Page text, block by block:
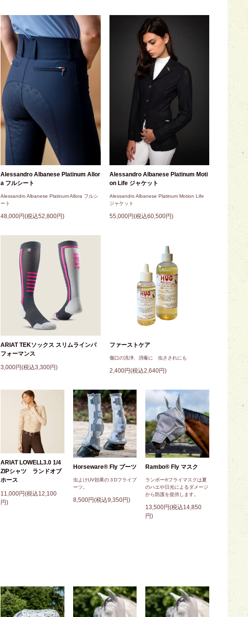
Alessandro Albanese Platinum Allor
a フルシート
Alessandro Albanese Platinum Allora フルシ
ート
48,000円(税込52,800円)
Alessandro Albanese Platinum Moti
on Life ジャケット
Alessandro Albanese Platinum Motion Life
ジャケット
55,000円(税込60,500円)
ARIAT TEKソックス スリムラインパ
フォーマンス
3,000円(税込3,300円)
ファーストケア
傷口の洗浄、消毒に 虫さされにも
2,400円(税込2,640円)
ARIAT LOWELL3.0 1/4
ZIPシャツ ランドオブ
ホース
11,000円(税込12,100
円)
Horseware® Fly ブーツ
虫よけUV効果の３Dフライブ
ーツ。
8,500円(税込9,350円)
Rambo® Fly マスク
ランボー®フライマスクは夏
のハエや日光によるダメージ
から防護を提供します。
13,500円(税込14,850
円)